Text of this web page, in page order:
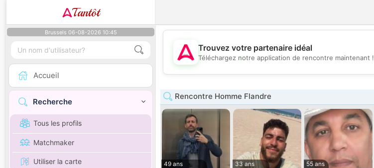
Tantôt
Brussels 06-08-2026 10:45
Accueil
Recherche
Tous les profils
Matchmaker
Utiliser la carte
💖
💕
Trouvez votre partenaire idéal
Téléchargez notre application de rencontre maintenant !
Rencontre Homme Flandre
49 ans
33 ans
55 ans